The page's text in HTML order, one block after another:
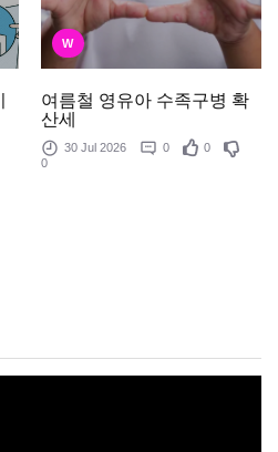
W
여름철 영유아 수족구병 확
산세
30 Jul 2026 0
0
0